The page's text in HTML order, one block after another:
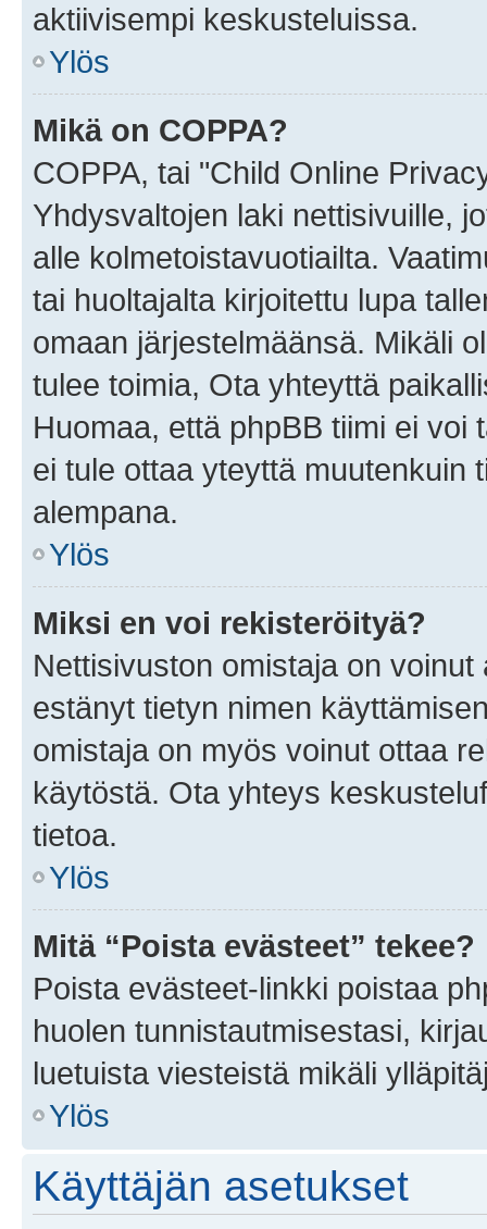
aktiivisempi keskusteluissa.
Ylös
Mikä on COPPA?
COPPA, tai "Child Online
Yhdysvaltojen laki nettisivuille,
alle kolmetoistavuotiailta.
tai huoltajalta kirjoitettu lupa
omaan järjestelmäänsä. Mikäli
tulee toimia, Ota yhteyttä
Huomaa, että phpBB tiimi ei
ei tule ottaa yteyttä muutenkuin
alempana.
Ylös
Miksi en voi rekisteröityä?
Nettisivuston omistaja on
estänyt tietyn nimen
omistaja on myös voinut ottaa
käytöstä. Ota yhteys
tietoa.
Ylös
Mitä “Poista evästeet” tekee?
Poista evästeet-linkki poistaa
huolen tunnistautmisestasi,
luetuista viesteistä mikäli
Ylös
Käyttäjän asetukset